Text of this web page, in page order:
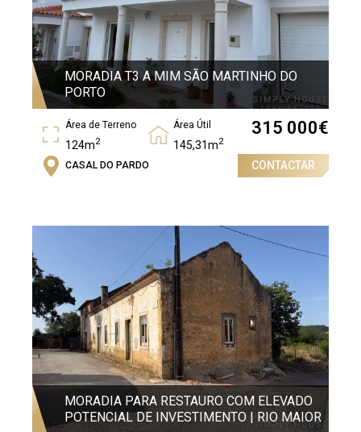
MORADIA T3 A MIM SÃO MARTINHO DO
PORTO
Área de Terreno
124m2
Área Útil
145,31m2
Área Bruta
315 000€
CASAL DO PARDO CONTACTAR
MORADIA PARA RESTAURO COM ELEVADO
POTENCIAL DE INVESTIMENTO | RIO MAIOR